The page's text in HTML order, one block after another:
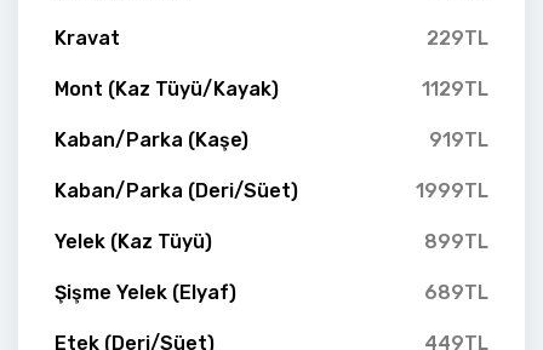
Kravat 229TL
Mont (Kaz Tüyü/Kayak) 1129TL
Kaban/Parka (Kaşe) 919TL
Kaban/Parka (Deri/Süet) 1999TL
Yelek (Kaz Tüyü) 899TL
Şişme Yelek (Elyaf) 689TL
Etek (Deri/Süet) 449TL